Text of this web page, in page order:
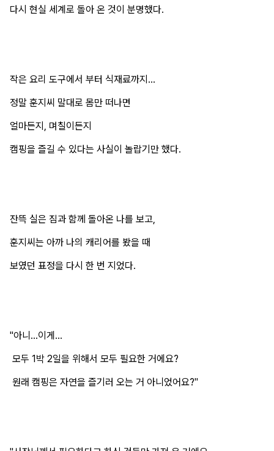
다시 현실 세계로 돌아 온 것이 분명했다.
작은 요리 도구에서 부터 식재료까지...
정말 훈지씨 말대로 몸만 떠나면
얼마든지, 며칠이든지
캠핑을 즐길 수 있다는 사실이 놀랍기만 했다.
잔뜩 실은 짐과 함께 돌아온 나를 보고,
훈지씨는 아까 나의 캐리어를 봤을 때
보였던 표정을 다시 한 번 지었다.
"아니...이게...
모두 1박 2일을 위해서 모두 필요한 거에요?
원래 캠핑은 자연을 즐기러 오는 거 아니었어요?"